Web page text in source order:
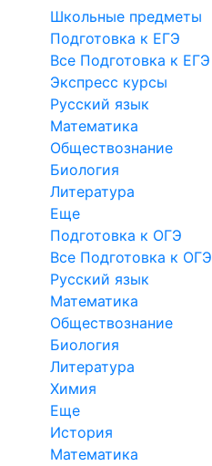
Школьные предметы
Подготовка к ЕГЭ
Все Подготовка к ЕГЭ
Экспресс курсы
Русский язык
Математика
Обществознание
Биология
Литература
Еще
Подготовка к ОГЭ
Все Подготовка к ОГЭ
Русский язык
Математика
Обществознание
Биология
Литература
Химия
Еще
История
Математика